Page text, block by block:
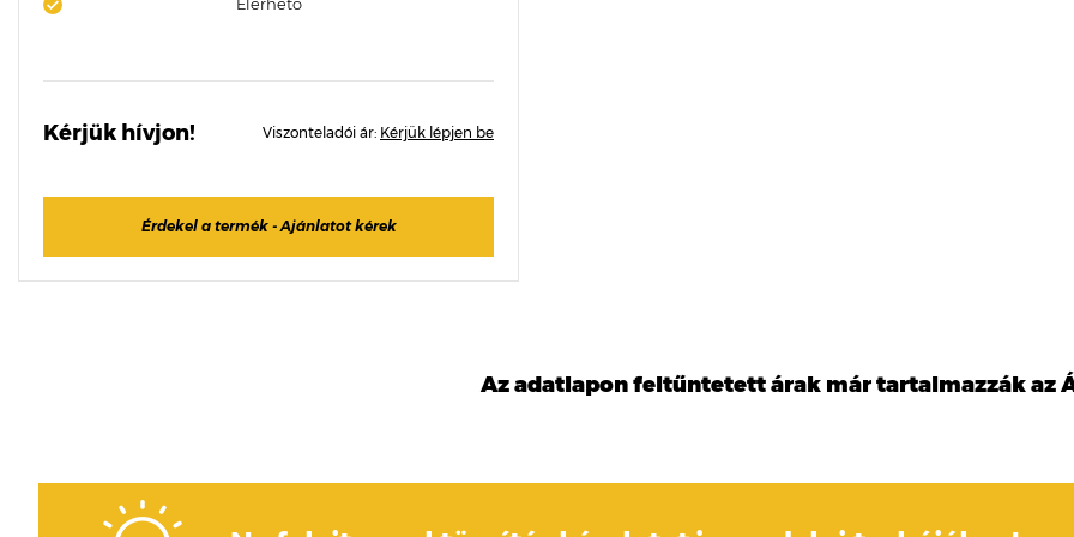
Kérjük hívjon! Viszonteladói ár: Kérjük lépjen be
Érdekel a termék - Ajánlatot kérek
Az adatlapon feltűntetett árak már tartalmazzák az